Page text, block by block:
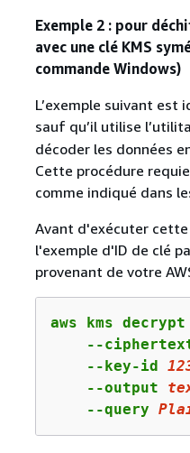
Exemple 2 : pour
avec une clé KMS
commande Windows)
L’exemple suivant est
sauf qu’il utilise
décoder les données
Cette procédure
comme indiqué dans
Avant d'exécuter
l'exemple d'ID de clé
provenant de votre
aws kms decrypt
--
    --key-id
    --output
    --query